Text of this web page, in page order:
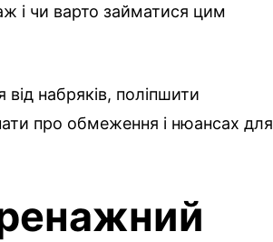
і чи варто займатися цим
набряків, поліпшити
про обмеження і нюансах для